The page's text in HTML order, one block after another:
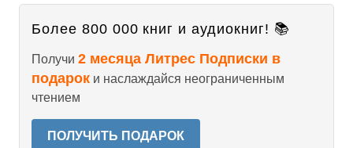
Более 800 000 книг и аудиокниг! 📚
Получи 2 месяца Литрес Подписки в
подарок и наслаждайся неограниченным
чтением
ПОЛУЧИТЬ ПОДАРОК